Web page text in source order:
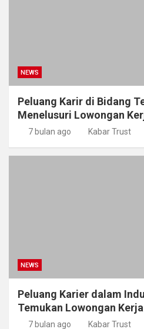
NEWS
Peluang Karir di Bidang
Menelusuri Lowongan
7 bulan ago Kabar Trust
NEWS
Peluang Karier dalam
Temukan Lowongan
7 bulan ago Kabar Trust